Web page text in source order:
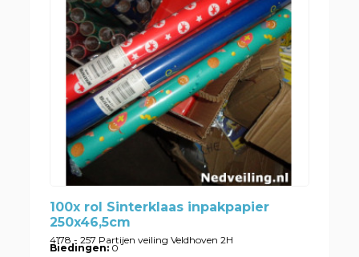
100x rol Sinterklaas inpakpapier
250x46,5cm
4178 - 257 Partijen veiling Veldhoven 2H
Biedingen: 0